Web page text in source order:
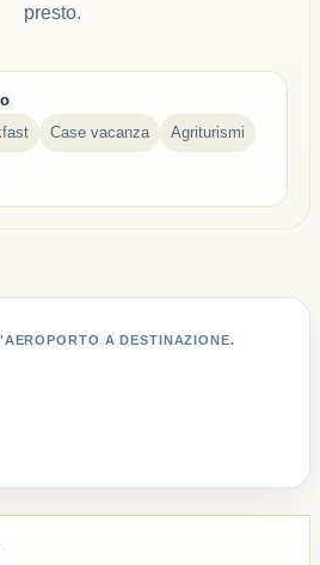
presto.
Case vacanza Agriturismi
A DESTINAZIONE.